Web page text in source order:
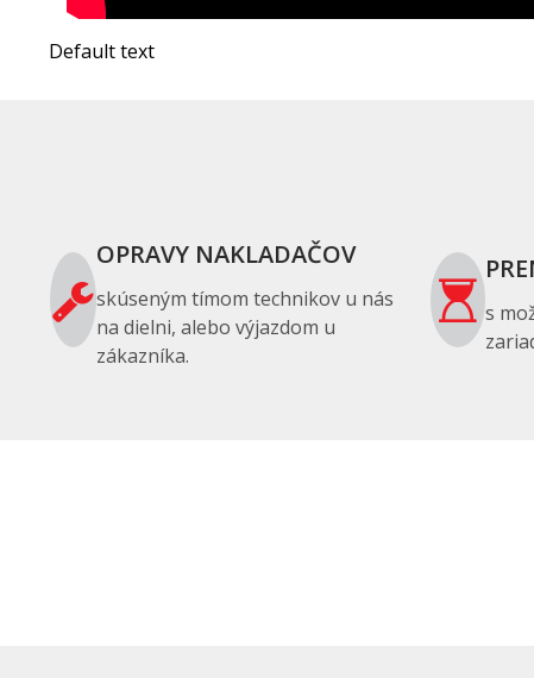
Default text
OPRAVY NAKLADAČOV
skúseným tímom technikov u nás
na dielni, alebo výjazdom u
zákazníka.
s